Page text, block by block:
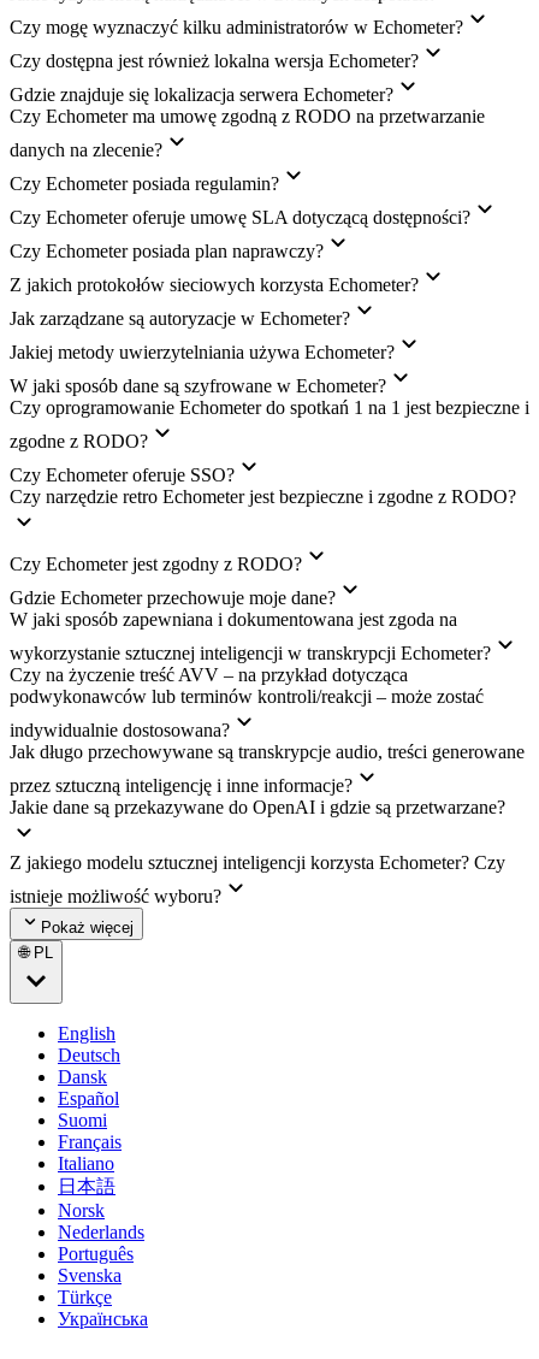
Czy mogę wyznaczyć kilku administratorów w Echometer?
Czy dostępna jest również lokalna wersja Echometer?
Gdzie znajduje się lokalizacja serwera Echometer?
Czy Echometer ma umowę zgodną z RODO na przetwarzanie
danych na zlecenie?
Czy Echometer posiada regulamin?
Czy Echometer oferuje umowę SLA dotyczącą dostępności?
Czy Echometer posiada plan naprawczy?
Z jakich protokołów sieciowych korzysta Echometer?
Jak zarządzane są autoryzacje w Echometer?
Jakiej metody uwierzytelniania używa Echometer?
W jaki sposób dane są szyfrowane w Echometer?
Czy oprogramowanie Echometer do spotkań 1 na 1 jest bezpieczne i
zgodne z RODO?
Czy Echometer oferuje SSO?
Czy narzędzie retro Echometer jest bezpieczne i zgodne z RODO?
Czy Echometer jest zgodny z RODO?
Gdzie Echometer przechowuje moje dane?
W jaki sposób zapewniana i dokumentowana jest zgoda na
wykorzystanie sztucznej inteligencji w transkrypcji Echometer?
Czy na życzenie treść AVV – na przykład dotycząca
podwykonawców lub terminów kontroli/reakcji – może zostać
indywidualnie dostosowana?
Jak długo przechowywane są transkrypcje audio, treści generowane
przez sztuczną inteligencję i inne informacje?
Jakie dane są przekazywane do OpenAI i gdzie są przetwarzane?
Z jakiego modelu sztucznej inteligencji korzysta Echometer? Czy
istnieje możliwość wyboru?
Pokaż więcej
🌐 PL
English
Deutsch
Dansk
Español
Suomi
Français
Italiano
日本語
Norsk
Nederlands
Português
Svenska
Türkçe
Українська